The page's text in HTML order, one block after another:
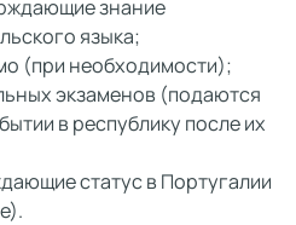
знание
языка;
(при необходимости);
экзаменов (подаются
в республику после их
статус в Португалии